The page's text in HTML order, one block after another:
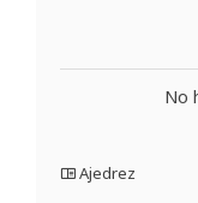
No
Ajedrez